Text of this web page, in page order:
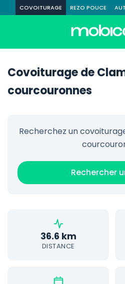
COVOITURAGE REZO POUCE
Covoiturage de
courcouronnes
Recherchez un
Rechercher
36.6 km
DISTANCE